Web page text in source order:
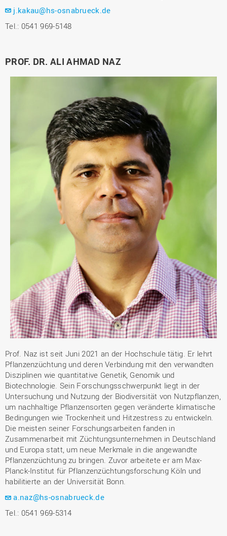
j.kakau@hs-osnabrueck.de
Tel.: 0541 969-5148
PROF. DR. ALI AHMAD NAZ
Prof. Naz ist seit Juni 2021 an der Hochschule tätig. Er lehrt
Pflanzenzüchtung und deren Verbindung mit den verwandten
Disziplinen wie quantitative Genetik, Genomik und
Biotechnologie. Sein Forschungsschwerpunkt liegt in der
Untersuchung und Nutzung der Biodiversität von Nutzpflanzen,
um nachhaltige Pflanzensorten gegen veränderte klimatische
Bedingungen wie Trockenheit und Hitzestress zu entwickeln.
Die meisten seiner Forschungsarbeiten fanden in
Zusammenarbeit mit Züchtungsunternehmen in Deutschland
und Europa statt, um neue Merkmale in die angewandte
Pflanzenzüchtung zu bringen. Zuvor arbeitete er am Max-
Planck-Institut für Pflanzenzüchtungsforschung Köln und
habilitierte an der Universität Bonn.
a.naz@hs-osnabrueck.de
Tel.: 0541 969-5314